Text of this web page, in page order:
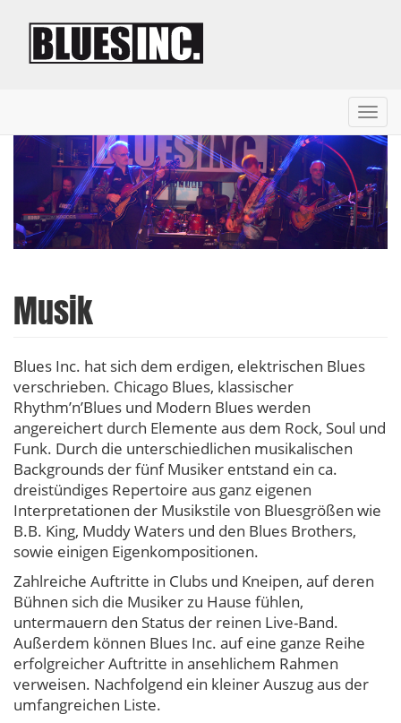
Direkt
Musik
Blues Inc. hat sich dem erdigen, elektrischen Blues
verschrieben. Chicago Blues, klassischer
Rhythm’n’Blues und Modern Blues werden
angereichert durch Elemente aus dem Rock, Soul und
Funk. Durch die unterschiedlichen musikalischen
Backgrounds der fünf Musiker entstand ein ca.
dreistündiges Repertoire aus ganz eigenen
Interpretationen der Musikstile von Bluesgrößen wie
B.B. King, Muddy Waters und den Blues Brothers,
sowie einigen Eigenkompositionen.
Zahlreiche Auftritte in Clubs und Kneipen, auf deren
Bühnen sich die Musiker zu Hause fühlen,
untermauern den Status der reinen Live-Band.
Außerdem können Blues Inc. auf eine ganze Reihe
erfolgreicher Auftritte in ansehlichem Rahmen
verweisen. Nachfolgend ein kleiner Auszug aus der
umfangreichen Liste.